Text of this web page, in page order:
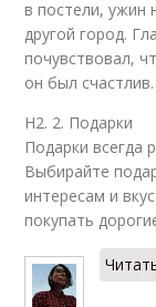
в постели, ужин
другой город.
почувствовал,
он был счастлив.
H2. 2. Подарки
Подарки всегда
Выбирайте
интересам и
покупать